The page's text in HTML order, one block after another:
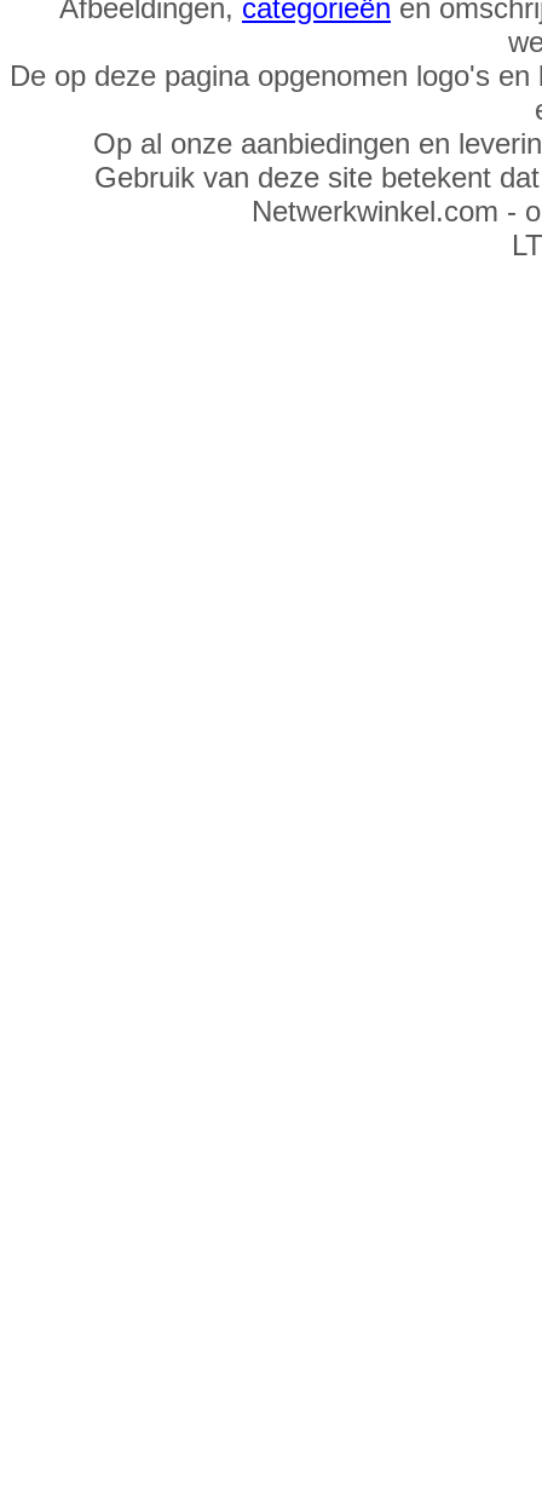
Afbeeldingen, categorieën en
De op deze pagina opgenomen logo's
Op al onze aanbiedingen en
Gebruik van deze site betekent
Netwerkwinkel.com -